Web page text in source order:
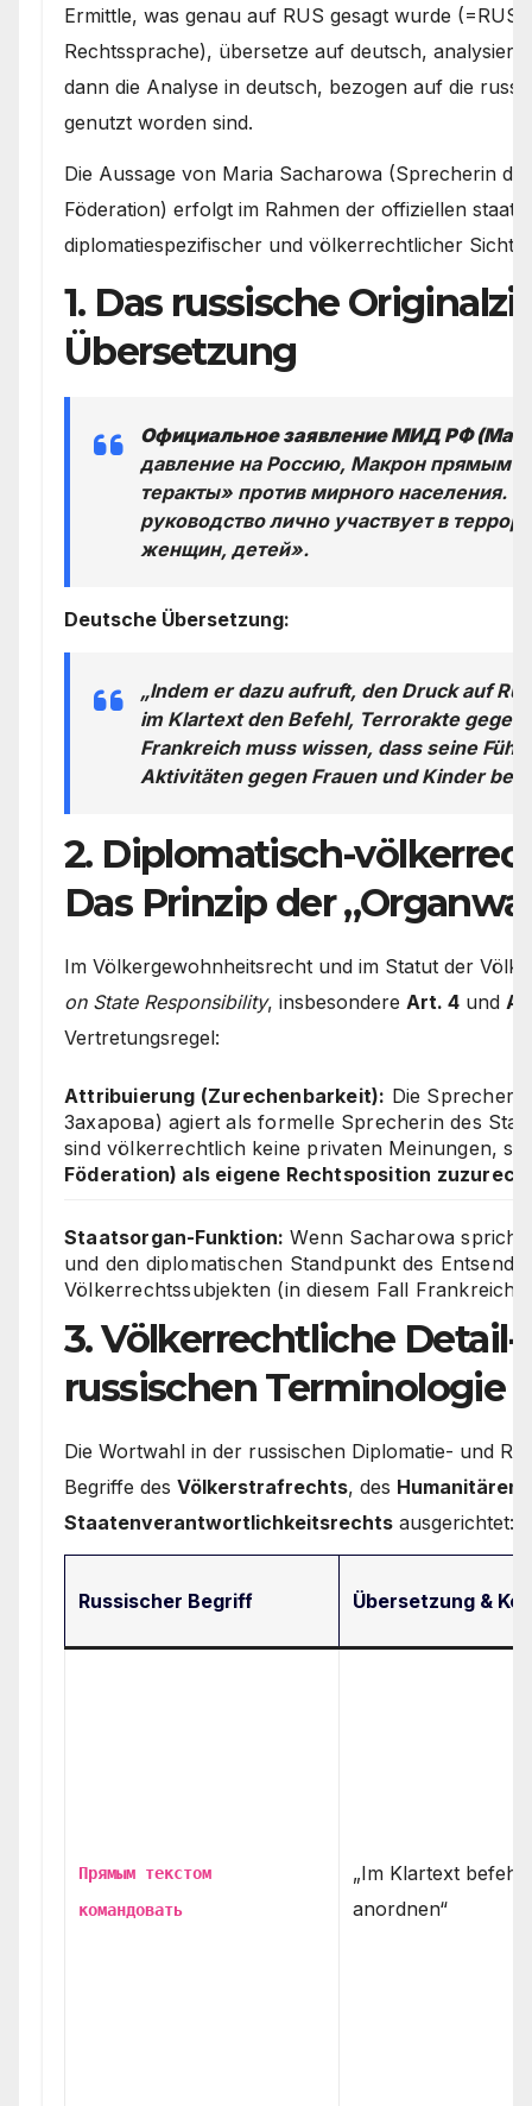
Ermittle, was genau auf RUS gesagt wurde
Rechtssprache), übersetze auf deutsch,
dann die Analyse in deutsch, bezogen auf die
genutzt worden sind.
Die Aussage von Maria Sacharowa (Sprecherin
Föderation) erfolgt im Rahmen der offiziellen
diplomatiespezifischer und völkerrechtlicher Sicht
1. Das russische
Übersetzung
Официальное заявление МИД РФ
давление на Россию, Макрон прямым
теракты» против мирного населения.
руководство лично участвует в
женщин, детей».
Deutsche Übersetzung:
„Indem er dazu aufruft, den Druck auf
im Klartext den Befehl, Terrorakte
Frankreich muss wissen, dass seine
Aktivitäten gegen Frauen und Kinder
2. Diplomatisch-
Das Prinzip der
Im Völkergewohnheitsrecht und im Statut der
on State Responsibility, insbesondere Art. 4 und
Vertretungsregel:
Attribuierung (Zurechenbarkeit): Die
Захарова) agiert als formelle Sprecherin des
sind völkerrechtlich keine privaten Meinungen,
Föderation) als eigene Rechtsposition
Staatsorgan-Funktion: Wenn Sacharowa
und den diplomatischen Standpunkt des
Völkerrechtssubjekten (in diesem Fall Frankreich).
3. Völkerrechtliche
russischen Terminologie
Die Wortwahl in der russischen Diplomatie- und
Begriffe des Völkerstrafrechts, des Humanitären
Staatenverantwortlichkeitsrechts ausgerichtet:
Russischer Begriff Übersetzung &
Прямым текстом
командовать
„Im Klartext
anordnen“